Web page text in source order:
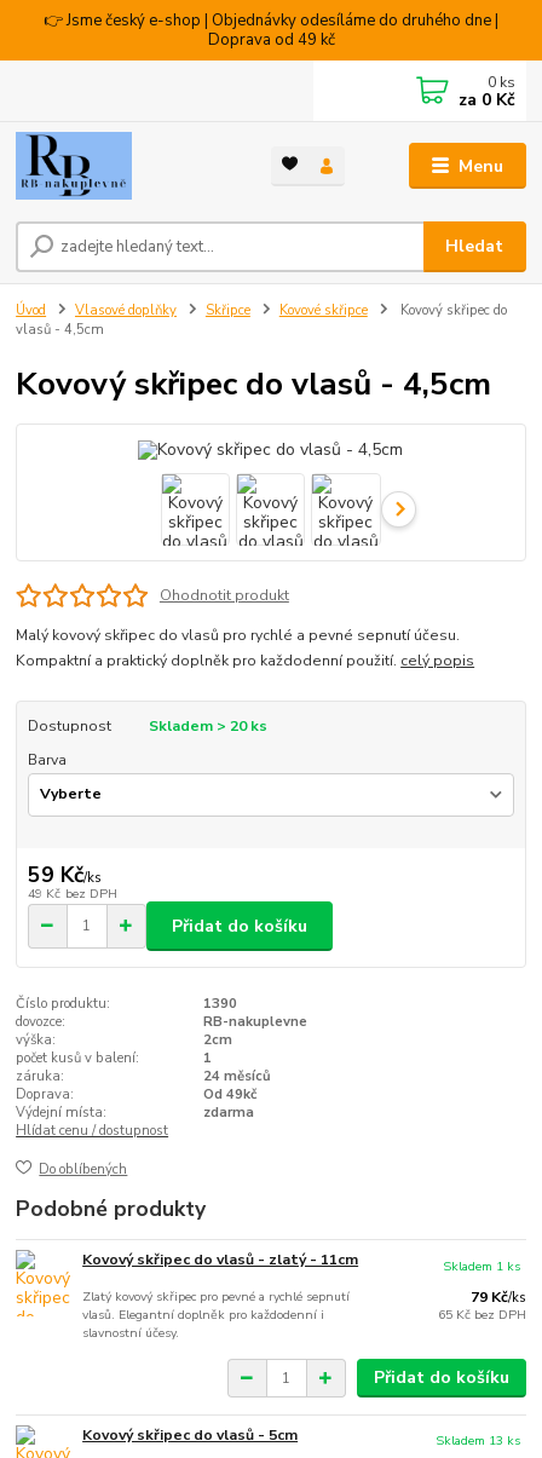
👉 Jsme český e-shop | Objednávky odesíláme do druhého dne |
Doprava od 49 kč
Menu
Hledat
0 ks
za 0 Kč
Úvod Vlasové doplňky Skřipce Kovové skřipce
Kovový skřipec do
vlasů - 4,5cm
Kovový skřipec do vlasů - 4,5cm
Ohodnotit produkt
Malý kovový skřipec do vlasů pro rychlé a pevné sepnutí účesu.
Kompaktní a praktický doplněk pro každodenní použití. celý popis
Dostupnost
Skladem > 20 ks
Barva
59 Kč/ks
49 Kč bez DPH
Přidat do košíku
Číslo produktu:
1390
dovozce:
RB-nakuplevne
výška:
2cm
počet kusů v balení:
1
záruka:
24 měsíců
Doprava:
Od 49kč
Výdejní místa:
zdarma
Hlídat cenu / dostupnost
Do oblíbených
Podobné produkty
Kovový skřipec do vlasů - zlatý - 11cm
Zlatý kovový skřipec pro pevné a rychlé sepnutí
vlasů. Elegantní doplněk pro každodenní i
slavnostní účesy.
79 Kč/ks
65 Kč bez DPH
Skladem 1 ks
Přidat do košíku
Kovový skřipec do vlasů - 5cm Skladem 13 ks